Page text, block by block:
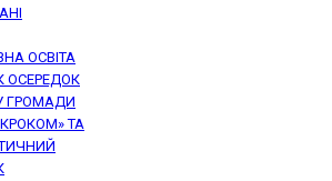
ОСВІТА
ОСЕРЕДОК
ГРОМАДИ
ТА